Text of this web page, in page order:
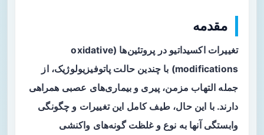
مقدمه
تغییرات اکسیداتیو در پروتئین‌ها (oxidative
modifications) با چندین حالت پاتوفیزیولوژیک، از
جمله التهاب مزمن، پیری و بیماری‌های عصبی همراهی
دارند. با این حال، طیف کامل این تغییرات و چگونگی
وابستگی آنها به نوع و غلظت گونه‌های واکنشی